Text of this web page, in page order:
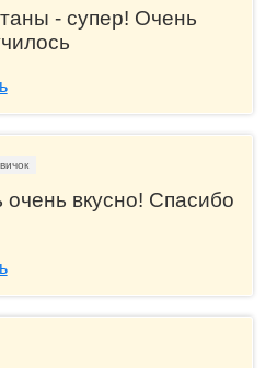
- супер! Очень
очень вкусно! Спасибо